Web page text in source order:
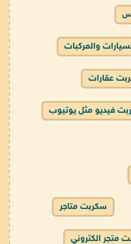
والمركبات
عقارات
فيديو مثل يوتيوب
سكربت متاجر
متجر الكتروني